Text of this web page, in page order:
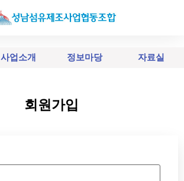
사업소개 정보마당 자료실
회원가입